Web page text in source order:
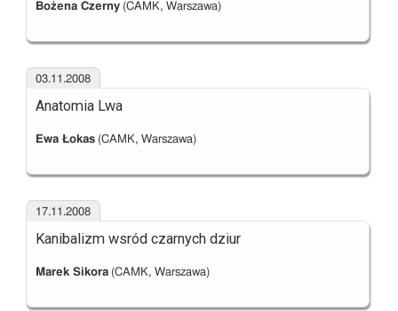
Bożena Czerny(CAMK, Warszawa)
03.11.2008
Anatomia Lwa
Ewa Łokas(CAMK, Warszawa)
17.11.2008
Kanibalizm wsród czarnych dziur
Marek Sikora(CAMK, Warszawa)